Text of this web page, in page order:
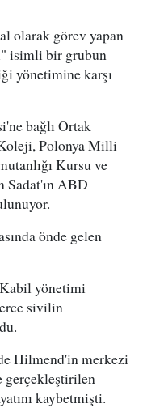
olarak görev yapan
isimli bir grubun
yönetimine karşı
bağlı Ortak
Polonya Milli
Kursu ve
Sadat'ın ABD
önde gelen
yönetimi
sivilin
Hilmend'in merkezi
gerçekleştirilen
kaybetmişti.